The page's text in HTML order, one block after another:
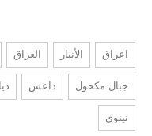
اعراق الأنبار العراق
جبال مكحول داعش
نينوى